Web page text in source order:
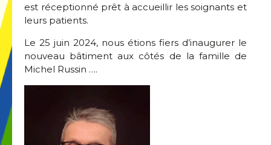
est réceptionné prêt à accueillir les soignants et
leurs patients.
Le 25 juin 2024, nous étions fiers d’inaugurer le
nouveau bâtiment aux côtés de la famille de
Michel Russin ….